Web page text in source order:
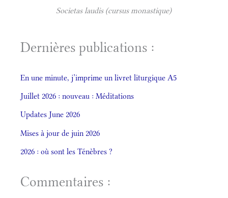
Societas laudis (cursus monastique)
Dernières publications :
En une minute, j’imprime un livret liturgique A5
Juillet 2026 : nouveau : Méditations
Updates June 2026
Mises à jour de juin 2026
2026 : où sont les Ténèbres ?
Commentaires :